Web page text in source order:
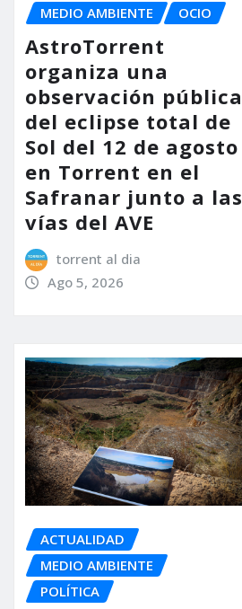
MEDIO AMBIENTE
OCIO
AstroTorrent
organiza una
observación pública
del eclipse total de
Sol del 12 de agosto
en Torrent en el
Safranar junto a las
vías del AVE
torrent al dia
Ago 5, 2026
ACTUALIDAD
MEDIO AMBIENTE
POLÍTICA